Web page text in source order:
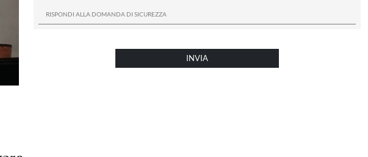
INVIA